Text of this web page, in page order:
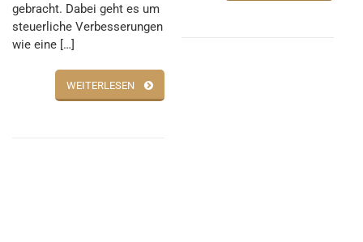
gebracht. Dabei geht es um
steuerliche Verbesserungen
wie eine […]
WEITERLESEN